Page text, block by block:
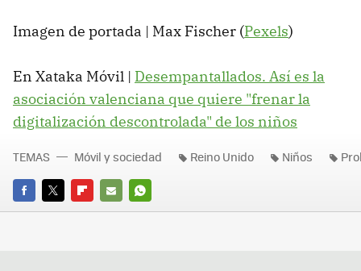
Imagen de portada | Max Fischer (Pexels)
En Xataka Móvil | Desempantallados. Así es la
asociación valenciana que quiere "frenar la
digitalización descontrolada" de los niños
FACEBOOK
TWITTERFLIPBOARD
E-
WHATSAPP
TEMAS Móvil y sociedad Reino Unido Niños